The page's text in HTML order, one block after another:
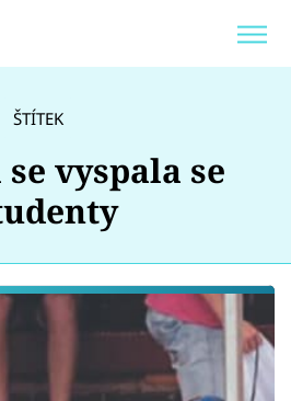
ŠTÍTEK
vyspala se